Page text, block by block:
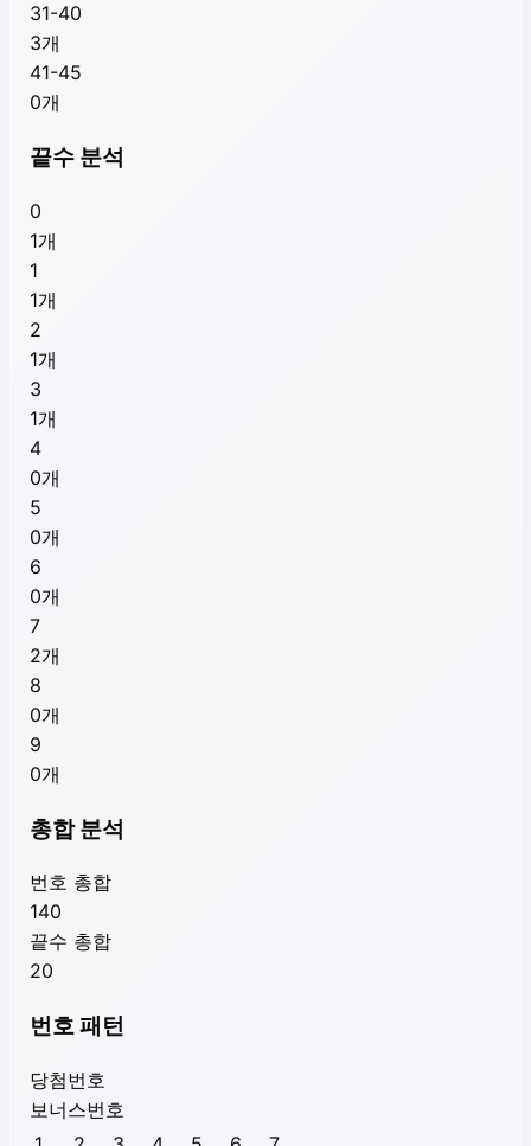
31-40
3개
41-45
0개
끝수 분석
0
1개
1
1개
2
1개
3
1개
4
0개
5
0개
6
0개
7
2개
8
0개
9
0개
총합 분석
번호 총합
140
끝수 총합
20
번호 패턴
당첨번호
보너스번호